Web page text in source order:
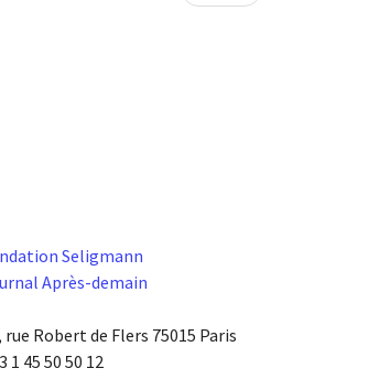
Seligmann
Après-demain
rue Robert de Flers 75015 Paris
1 45 50 50 12